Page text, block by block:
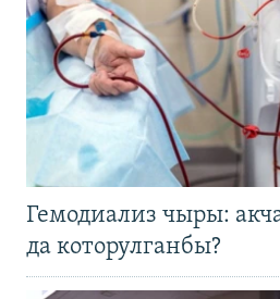
Гемодиализ чыры:
да которулганбы?